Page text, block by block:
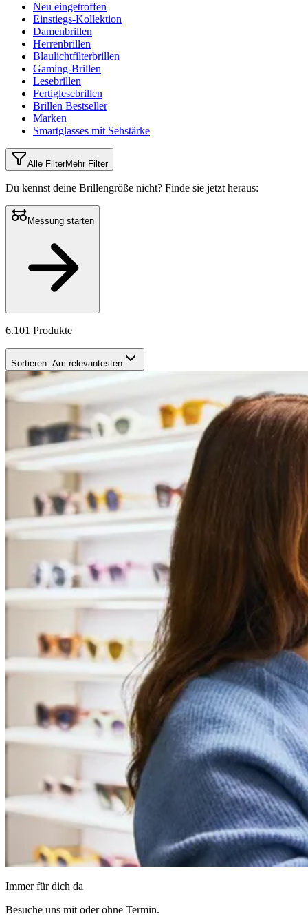
Neu eingetroffen
Einstiegs-Kollektion
Damenbrillen
Herrenbrillen
Blaulichtfilterbrillen
Gaming-Brillen
Lesebrillen
Fertiglesebrillen
Brillen Bestseller
Marken
Smartglasses mit Sehstärke
Alle FilterMehr Filter
Du kennst deine Brillengröße nicht? Finde sie jetzt heraus:
Messung starten
6.101 Produkte
Sortieren: Am relevantesten
Immer für dich da
Besuche uns mit oder ohne Termin.